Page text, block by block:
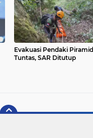
Evakuasi Pendaki Piramid
Tuntas, SAR Ditutup